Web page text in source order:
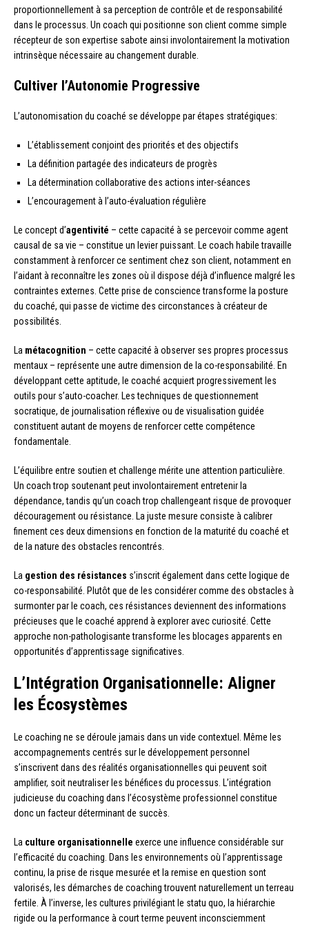
proportionnellement à sa perception de contrôle et de responsabilité
dans le processus. Un coach qui positionne son client comme simple
récepteur de son expertise sabote ainsi involontairement la motivation
intrinsèque nécessaire au changement durable.
Cultiver l’Autonomie Progressive
L’autonomisation du coaché se développe par étapes stratégiques:
L’établissement conjoint des priorités et des objectifs
La définition partagée des indicateurs de progrès
La détermination collaborative des actions inter-séances
L’encouragement à l’auto-évaluation régulière
Le concept d’agentivité – cette capacité à se percevoir comme agent
causal de sa vie – constitue un levier puissant. Le coach habile travaille
constamment à renforcer ce sentiment chez son client, notamment en
l’aidant à reconnaître les zones où il dispose déjà d’influence malgré les
contraintes externes. Cette prise de conscience transforme la posture
du coaché, qui passe de victime des circonstances à créateur de
possibilités.
La métacognition – cette capacité à observer ses propres processus
mentaux – représente une autre dimension de la co-responsabilité. En
développant cette aptitude, le coaché acquiert progressivement les
outils pour s’auto-coacher. Les techniques de questionnement
socratique, de journalisation réflexive ou de visualisation guidée
constituent autant de moyens de renforcer cette compétence
fondamentale.
L’équilibre entre soutien et challenge mérite une attention particulière.
Un coach trop soutenant peut involontairement entretenir la
dépendance, tandis qu’un coach trop challengeant risque de provoquer
découragement ou résistance. La juste mesure consiste à calibrer
finement ces deux dimensions en fonction de la maturité du coaché et
de la nature des obstacles rencontrés.
La gestion des résistances s’inscrit également dans cette logique de
co-responsabilité. Plutôt que de les considérer comme des obstacles à
surmonter par le coach, ces résistances deviennent des informations
précieuses que le coaché apprend à explorer avec curiosité. Cette
approche non-pathologisante transforme les blocages apparents en
opportunités d’apprentissage significatives.
L’Intégration Organisationnelle: Aligner
les Écosystèmes
Le coaching ne se déroule jamais dans un vide contextuel. Même les
accompagnements centrés sur le développement personnel
s’inscrivent dans des réalités organisationnelles qui peuvent soit
amplifier, soit neutraliser les bénéfices du processus. L’intégration
judicieuse du coaching dans l’écosystème professionnel constitue
donc un facteur déterminant de succès.
La culture organisationnelle exerce une influence considérable sur
l’efficacité du coaching. Dans les environnements où l’apprentissage
continu, la prise de risque mesurée et la remise en question sont
valorisés, les démarches de coaching trouvent naturellement un terreau
fertile. À l’inverse, les cultures privilégiant le statu quo, la hiérarchie
rigide ou la performance à court terme peuvent inconsciemment